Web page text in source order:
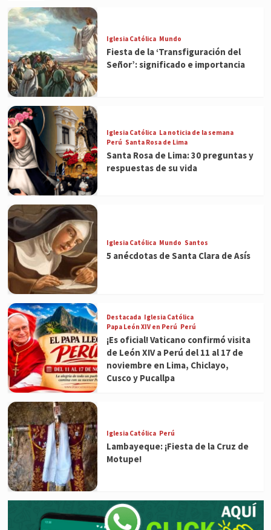
Iglesia Católica Mundo
Fiesta de la ‘Transfiguración del
Señor’: significado e importancia
Iglesia Católica La noticia de la semana
Perú Santa Rosa de Lima
Santa Rosa de Lima: 30 preguntas y
respuestas de su vida
Iglesia Católica Mundo Santos
5 anécdotas de Santa Clara de Asís
Destacada Iglesia Católica
Papa León XIV en Perú Perú
¡Es oficial! Vaticano confirmó visita
de León XIV a Perú del 11 al 17 de
noviembre en Lima, Chiclayo,
Cusco y Pucallpa
Iglesia Católica Perú
Lambayeque: ¡Fiesta de la Cruz de
Motupe!